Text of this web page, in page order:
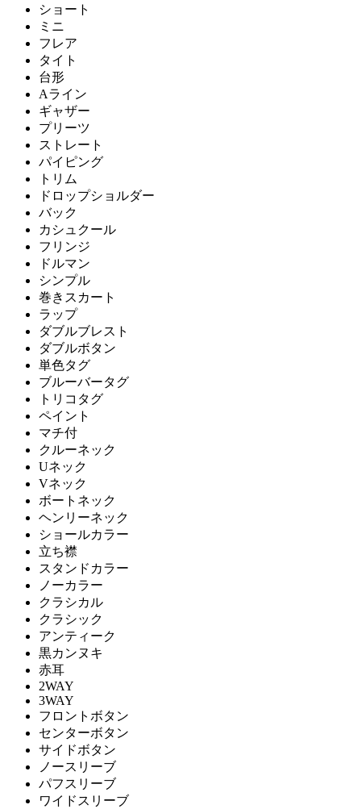
ショート
ミニ
フレア
タイト
台形
Aライン
ギャザー
プリーツ
ストレート
パイピング
トリム
ドロップショルダー
バック
カシュクール
フリンジ
ドルマン
シンプル
巻きスカート
ラップ
ダブルブレスト
ダブルボタン
単色タグ
ブルーバータグ
トリコタグ
ペイント
マチ付
クルーネック
Uネック
Vネック
ボートネック
ヘンリーネック
ショールカラー
立ち襟
スタンドカラー
ノーカラー
クラシカル
クラシック
アンティーク
黒カンヌキ
赤耳
2WAY
3WAY
フロントボタン
センターボタン
サイドボタン
ノースリーブ
パフスリーブ
ワイドスリーブ